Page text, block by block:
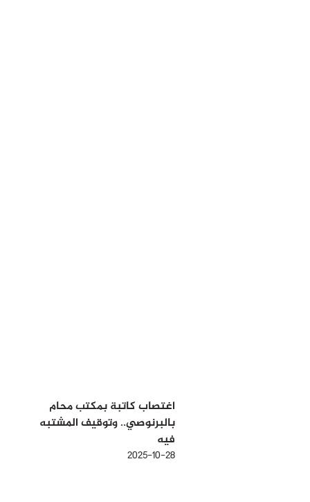
اغتصاب كاتبة بمكتب محام
بالبرنوصي.. وتوقيف المشتبه
فيه
2025-10-28